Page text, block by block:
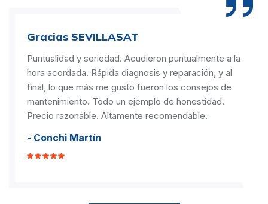
Gracias SEVILLASAT
Puntualidad y seriedad. Acudieron puntualmente a la
hora acordada. Rápida diagnosis y reparación, y al
final, lo que más me gustó fueron los consejos de
mantenimiento. Todo un ejemplo de honestidad.
Precio razonable. Altamente recomendable.
- Conchi Martín